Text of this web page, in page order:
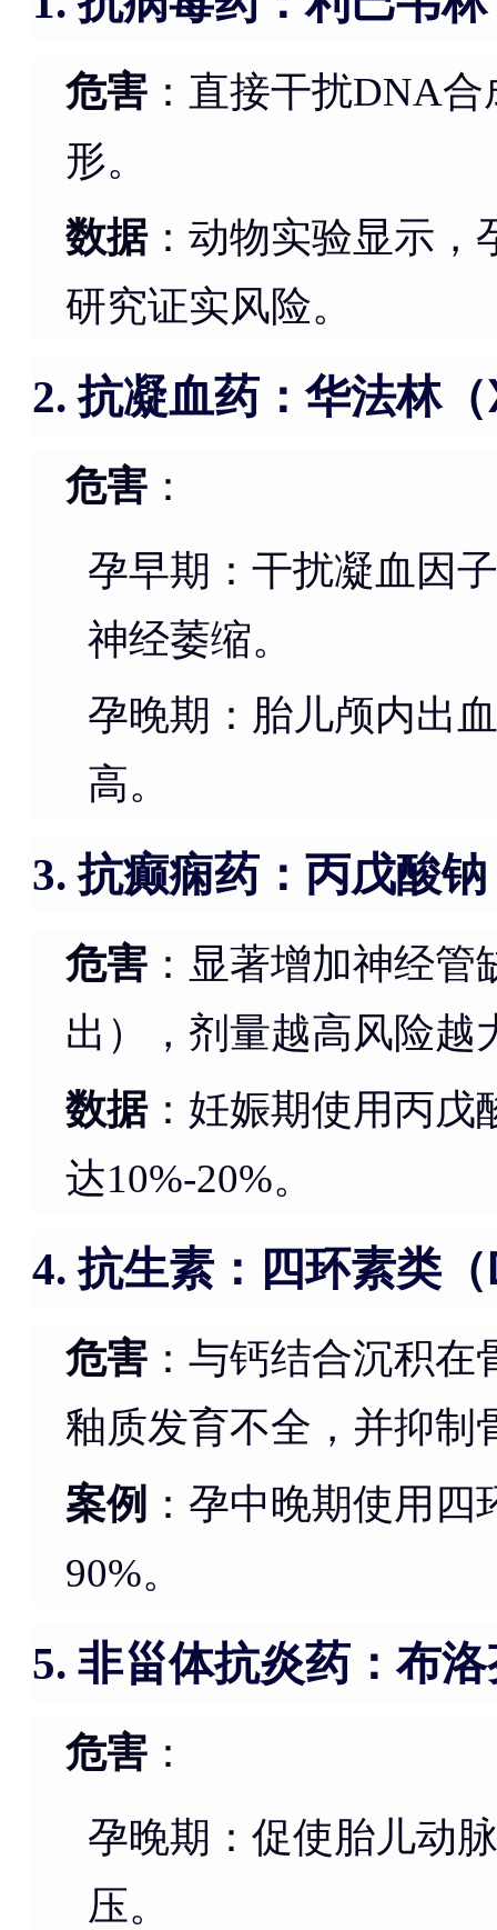
危害 ：直接干扰DNA
形。
数据：动物实验显示，
研究证实风险。
2. 抗凝血药：华法林
危害 ：
孕早期：干扰凝血因
神经萎缩。
孕晚期：胎儿颅内出
高。
3. 抗癫痫药：丙戊酸
危害 ：显著增加神经
出），剂量越高风险越
数据：妊娠期使用丙戊
达10%-20%。
4. 抗生素：四环素类
危害 ：与钙结合沉积
釉质发育不全，并抑制
案例 ：孕中晚期使用
90%。
5. 非甾体抗炎药：布
危害 ：
孕晚期：促使胎儿动
压。